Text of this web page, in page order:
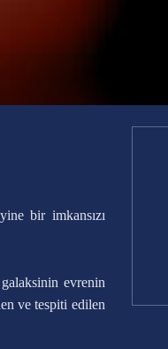
bir imkansızı
evrenin
ve tespiti edilen